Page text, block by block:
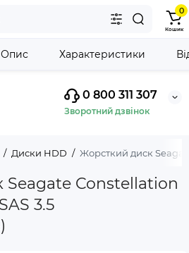
0 800 311 307
Зворотний дзвінок
0
Кошик
Диски HDD Жорсткий диск
Seagate Constellation
3.5
Опис Характеристики